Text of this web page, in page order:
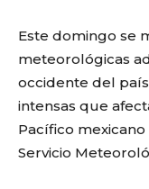
Este domingo se
meteorológicas
occidente del
intensas que
Pacífico
Servicio